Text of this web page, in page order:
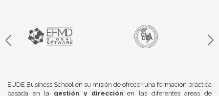
EUDE Business School en su misión de ofrecer una formación práctica
basada en la gestión y dirección en las diferentes áreas de